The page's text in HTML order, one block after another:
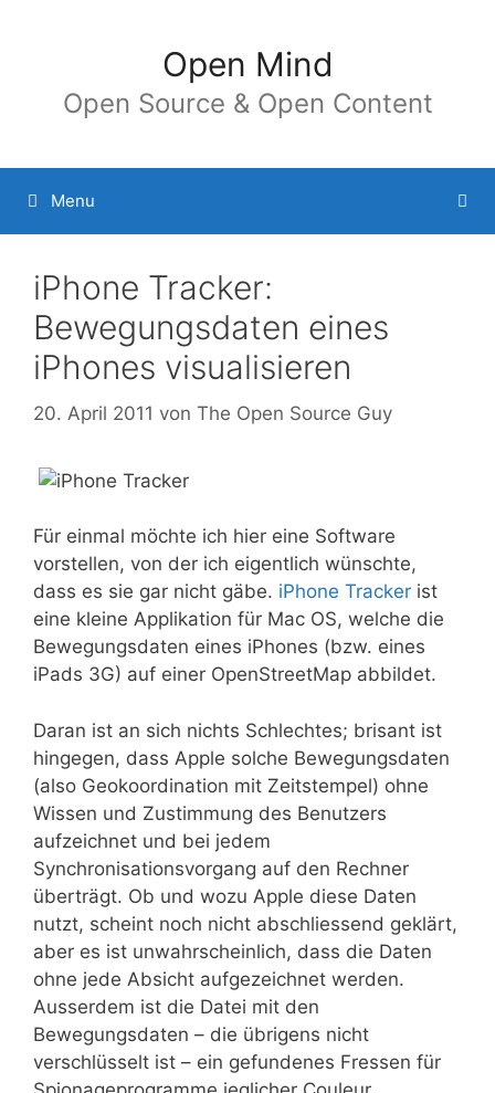
Open Mind
Open Source & Open Content
Menu
iPhone Tracker:
Bewegungsdaten eines
iPhones visualisieren
20. April 2011 von The Open Source Guy
Für einmal möchte ich hier eine Software
vorstellen, von der ich eigentlich wünschte,
dass es sie gar nicht gäbe. iPhone Tracker ist
eine kleine Applikation für Mac OS, welche die
Bewegungsdaten eines iPhones (bzw. eines
iPads 3G) auf einer OpenStreetMap abbildet.
Daran ist an sich nichts Schlechtes; brisant ist
hingegen, dass Apple solche Bewegungsdaten
(also Geokoordination mit Zeitstempel) ohne
Wissen und Zustimmung des Benutzers
aufzeichnet und bei jedem
Synchronisationsvorgang auf den Rechner
überträgt. Ob und wozu Apple diese Daten
nutzt, scheint noch nicht abschliessend geklärt,
aber es ist unwahrscheinlich, dass die Daten
ohne jede Absicht aufgezeichnet werden.
Ausserdem ist die Datei mit den
Bewegungsdaten – die übrigens nicht
verschlüsselt ist – ein gefundenes Fressen für